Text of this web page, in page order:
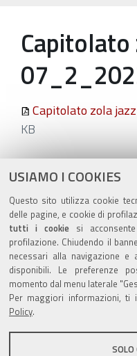
USIAMO I COOKIES
Questo sito utilizza cookie
delle pagine, e cookie di
tutti i cookiesi
profilazione. Chiudendo il
necessari alla navigazione e
disponibili. Le preferenze
momento dal menu laterale
Per maggiori informazioni, ti
Policy.
SOLO
Capitolato zola
KB
Azioni
sul
documento
ultima modifica